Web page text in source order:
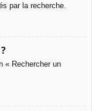
par la recherche.
« Rechercher un